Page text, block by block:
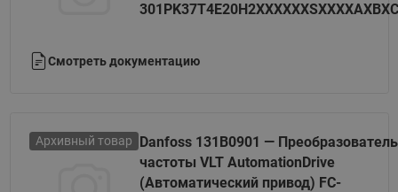
Смотреть документацию
Архивный товар
Danfoss 131B0901 — Преобразователь
частоты VLT AutomationDrive
(Автоматический привод) FC-